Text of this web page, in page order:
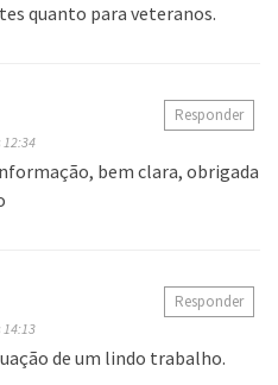
quanto para veteranos.
12:34
bem clara, obrigada
Responder
14:13
de um lindo trabalho.
Responder